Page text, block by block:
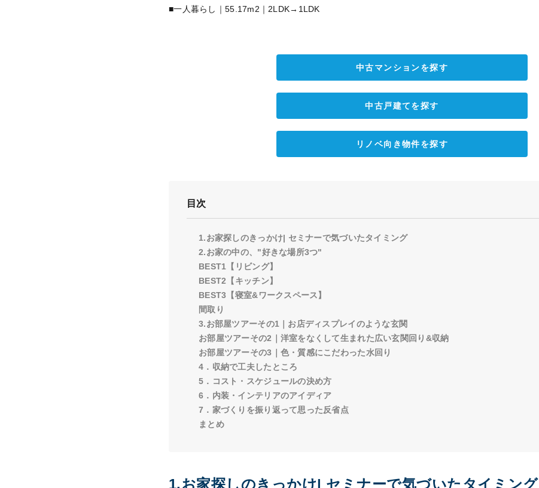
■一人暮らし｜55.17m2｜2LDK→1LDK
中古マンションを探す
中古戸建てを探す
リノベ向き物件を探す
目次
1.お家探しのきっかけ| セミナーで気づいたタイミング
2.お家の中の、"好きな場所3つ"
BEST1【リビング】
BEST2【キッチン】
BEST3【寝室&ワークスペース】
間取り
3.お部屋ツアーその1｜お店ディスプレイのような玄関
お部屋ツアーその2｜洋室をなくして生まれた広い玄関回り&収納
お部屋ツアーその3｜色・質感にこだわった水回り
4．収納で工夫したところ
5．コスト・スケジュールの決め方
6．内装・インテリアのアイディア
7．家づくりを振り返って思った反省点
まとめ
1.お家探しのきっかけ| セミナーで気づいたタイミング